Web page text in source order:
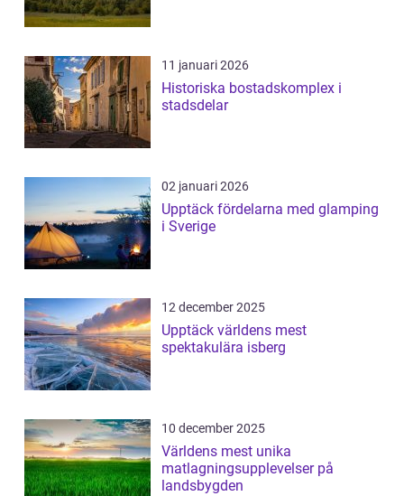
11 januari 2026
Historiska bostadskomplex i
stadsdelar
02 januari 2026
Upptäck fördelarna med glamping
i Sverige
12 december 2025
Upptäck världens mest
spektakulära isberg
10 december 2025
Världens mest unika
matlagningsupplevelser på
landsbygden